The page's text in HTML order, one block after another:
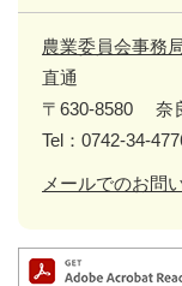
農業委員会事務
直通
〒630-8580
奈
Tel：0742-34-
メールでのお問